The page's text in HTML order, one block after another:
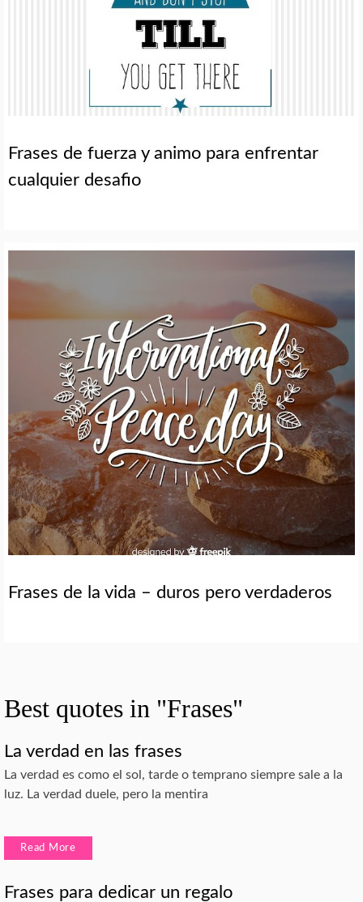
Frases de fuerza y animo para enfrentar
cualquier desafio
Frases de la vida – duros pero verdaderos
Best quotes in "Frases"
La verdad en las frases
La verdad es como el sol, tarde o temprano siempre sale a la
luz. La verdad duele, pero la mentira
Read More
Frases para dedicar un regalo